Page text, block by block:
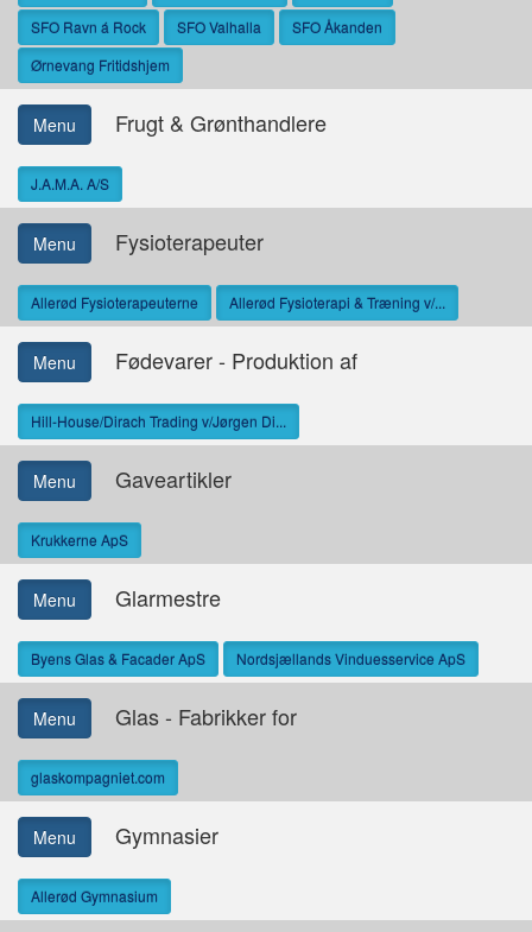
SFO Ravn á Rock
SFO Valhalla
SFO Åkanden
Ørnevang Fritidshjem
Menu Frugt & Grønthandlere
J.A.M.A. A/S
Menu Fysioterapeuter
Allerød Fysioterapeuterne Allerød Fysioterapi & Træning v/...
Menu Fødevarer - Produktion af
Hill-House/Dirach Trading v/Jørgen Di...
Menu Gaveartikler
Krukkerne ApS
Menu Glarmestre
Byens Glas & Facader ApS Nordsjællands Vinduesservice ApS
Menu Glas - Fabrikker for
glaskompagniet.com
Menu Gymnasier
Allerød Gymnasium